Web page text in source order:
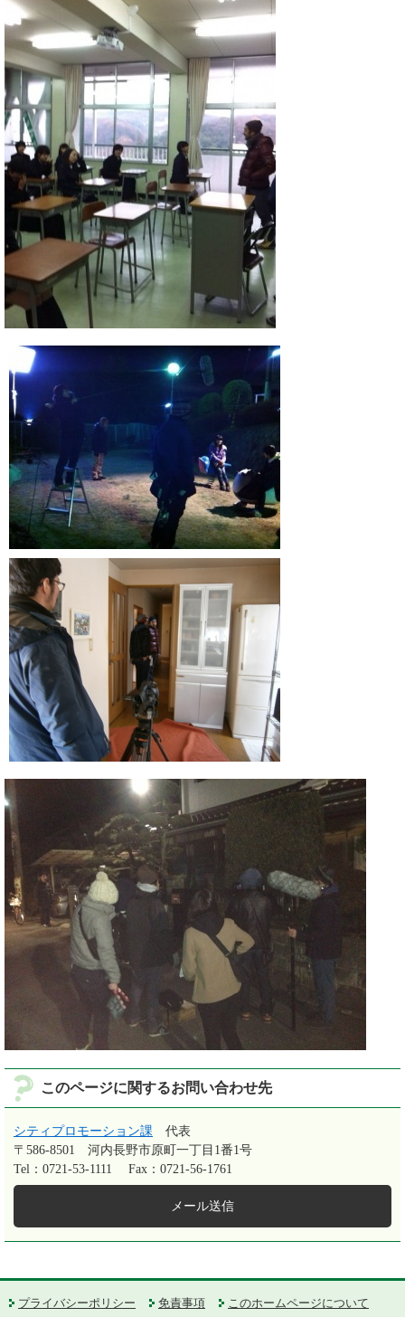
このページに関するお問い合わせ先
シティプロモーション課
代表
〒586-8501
河内長野市原町一丁目1番1号
Tel：0721-53-1111
Fax：0721-56-1761
メール送信
プライバシーポリシー 免責事項 このホームページについて